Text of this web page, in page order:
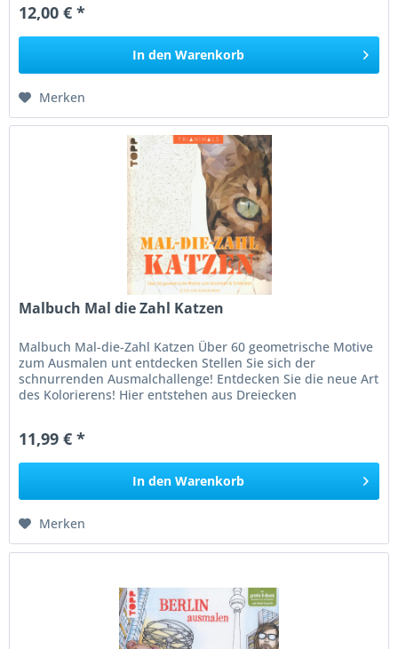
12,00 € *
In den Warenkorb
Merken
Malbuch Mal die Zahl Katzen
Malbuch Mal-die-Zahl Katzen Über 60 geometrische Motive
zum Ausmalen unt entdecken Stellen Sie sich der
schnurrenden Ausmalchallenge! Entdecken Sie die neue Art
des Kolorierens! Hier entstehen aus Dreiecken
11,99 € *
In den Warenkorb
Merken